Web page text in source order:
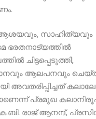
ആശയവും, സാഹിത്യവും
ഭരതനാട്യത്തിൽ
ചിട്ടപ്പെടുത്തി,
ആലപനവും
അവതരിപ്പിച്ചത്
പ്രമുഖ
രാജ് ആനന്ദ്,